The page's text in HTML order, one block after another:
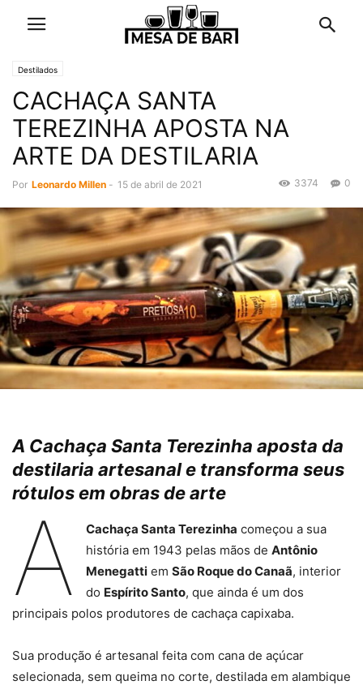
Destilados
CACHAÇA SANTA
TEREZINHA APOSTA NA
ARTE DA DESTILARIA
Por Leonardo Millen - 15 de abril de 2021 0
3374
A Cachaça Santa Terezinha aposta da
destilaria artesanal e transforma seus
rótulos em obras de arte
A Cachaça Santa Terezinha começou a sua
história em 1943 pelas mãos de Antônio
Menegattiem São Roque do Canaã, interior
do Espírito Santo, que ainda é um dos
principais polos produtores de cachaça capixaba.
Sua produção é artesanal feita com cana de açúcar
selecionada, sem queima no corte, destilada em alambique